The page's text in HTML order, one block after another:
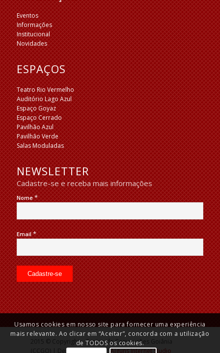
Eventos
Informações
Institucional
Novidades
ESPAÇOS
Teatro Rio Vermelho
Auditório Lago Azul
Espaço Goyaz
Espaço Cerrado
Pavilhão Azul
Pavilhão Verde
Salas Moduladas
NEWSLETTER
Cadastre-se e receba mais informações
Nome*
Email*
2015 © Copyright – Centro de Convenções Goiânia
(CCGO) | Desenvolvido por:Alguns Internet Studio
Usamos cookies em nosso site para fornecer uma experiência
mais relevante. Ao clicar em “Aceitar”, concorda com a utilização
de TODOS os cookies.